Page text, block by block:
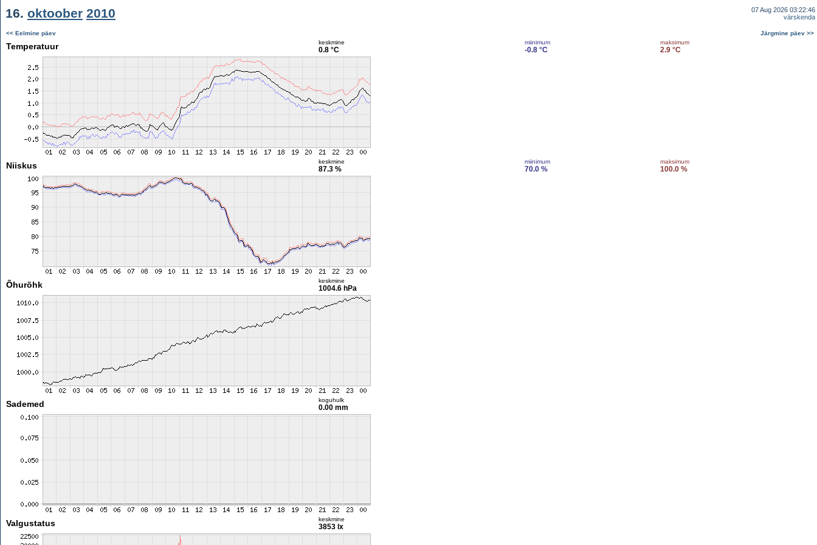
16. oktoober 2010
07 Aug 2026 03:22:46
värskenda
<< Eelmine päev Järgmine päev >>
Temperatuur keskmine
0.8 °C
miinimum
-0.8 °C
maksimum
2.9 °C
Niiskus keskmine
87.3 %
miinimum
70.0 %
maksimum
100.0 %
Õhurõhk keskmine
1004.6 hPa
Sademed koguhulk
0.00 mm
Valgustatus keskmine
3853 lx